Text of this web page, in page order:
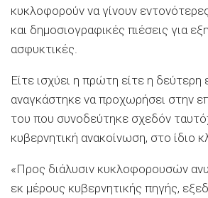
κυκλοφορούν να γίνουν
και δημοσιογραφικές πιέσεις για
ασφυκτικές.
Είτε ισχύει η πρώτη είτε η
αναγκάστηκε να προχωρήσει στην
του που συνοδεύτηκε σχεδόν
κυβερνητική ανακοίνωση, στο ίδιο
«Προς διάλυσιν κυκλοφορουσών
εκ μέρους κυβερνητικής πηγής,